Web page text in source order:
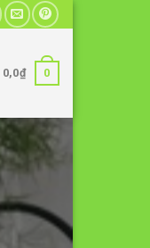
0,0₫ 0